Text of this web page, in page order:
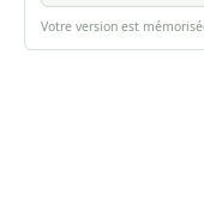
Votre version est